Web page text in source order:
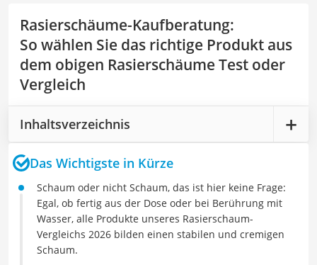
Rasierschäume-Kaufberatung:
So wählen Sie das richtige Produkt aus
dem obigen Rasierschäume Test oder
Vergleich
Inhaltsverzeichnis
Das Wichtigste in Kürze
Schaum oder nicht Schaum, das ist hier keine Frage:
Egal, ob fertig aus der Dose oder bei Berührung mit
Wasser, alle Produkte unseres Rasierschaum-
Vergleichs 2026 bilden einen stabilen und cremigen
Schaum.